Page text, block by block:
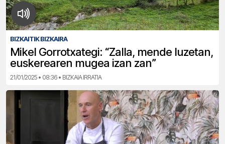
BIZKAITIK BIZKAIRA
Mikel Gorrotxategi: “Zalla, mende luzetan,
euskerearen mugea izan zan”
21/01/2025 • 08:36 • BIZKAIA IRRATIA